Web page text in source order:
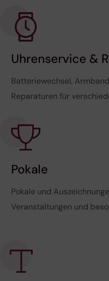
Uhrenservice &
Batteriewechsel,
Reparaturen für
Pokale
Pokale und
Veranstaltungen und